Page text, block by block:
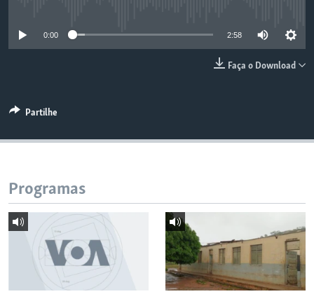
0:00 2:58
Faça o Download
Partilhe
Programas